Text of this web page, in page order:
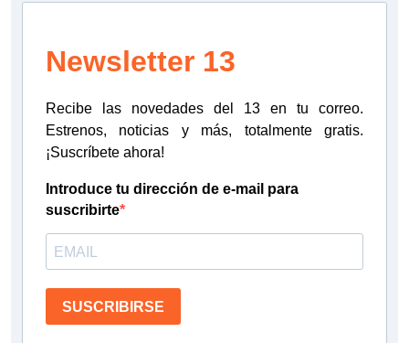
Newsletter 13
Recibe las novedades del 13 en tu correo.
Estrenos, noticias y más, totalmente gratis.
¡Suscríbete ahora!
Introduce tu dirección de e-mail para
suscribirte
SUSCRIBIRSE